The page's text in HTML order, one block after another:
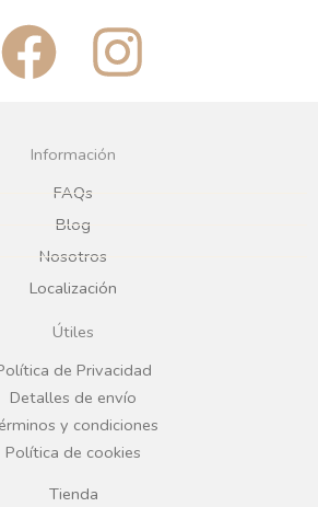
F
a
c
e
b
o
o
k
I
n
g
r
a
Información
FAQs
Blog
Nosotros
Localización
Útiles
de Privacidad
Detalles de envío
y condiciones
Política de cookies
Tienda